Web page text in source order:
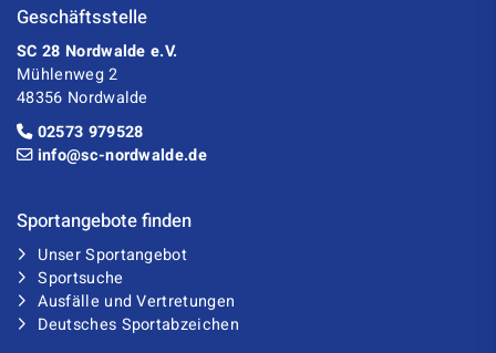
Geschäftsstelle
SC 28 Nordwalde e.V.
Mühlenweg 2
48356 Nordwalde
02573 979528
info@sc-nordwalde.de
Sportangebote finden
Unser Sportangebot
Sportsuche
Ausfälle und Vertretungen
Deutsches Sportabzeichen